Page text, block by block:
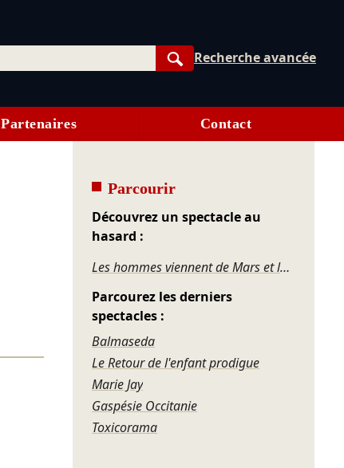
Rechercher
Recherche avancée
Partenaires Contact
Parcourir
Découvrez un spectacle au
hasard :
Les hommes viennent de Mars et les femmes de Vénus
Parcourez les derniers
spectacles :
Balmaseda
Le Retour de l'enfant prodigue
Marie Jay
Gaspésie Occitanie
Toxicorama